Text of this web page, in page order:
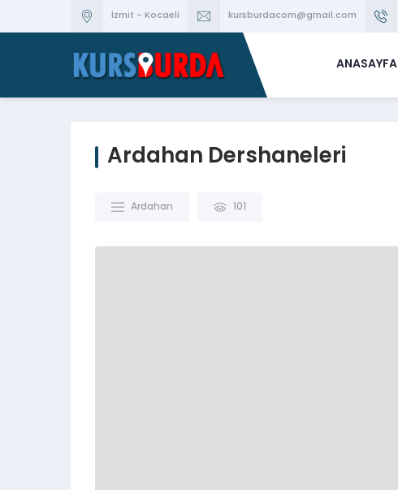
İzmit - Kocaeli kursburdacom@gmail.com
ANASAYFA
Ardahan Dershaneleri
Ardahan 101